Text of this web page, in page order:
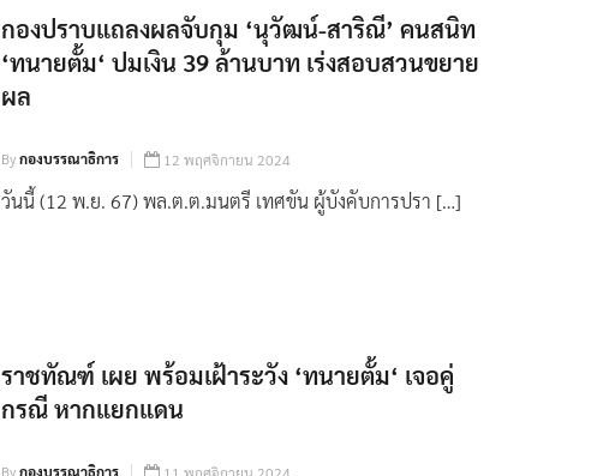
กองปราบแถลงผลจับกุม ‘นุวัฒน์-สาริณี’ คนสนิท
‘ทนายตั้ม‘ ปมเงิน 39 ล้านบาท เร่งสอบสวนขยาย
ผล
Byกองบรรณาธิการ 12 พฤศจิกายน 2024
วันนี้ (12 พ.ย. 67) พล.ต.ต.มนตรี เทศขัน ผู้บังคับการปรา […]
ราชทัณฑ์ เผย พร้อมเฝ้าระวัง ‘ทนายตั้ม‘ เจอคู่
กรณี หากแยกแดน
Byกองบรรณาธิการ